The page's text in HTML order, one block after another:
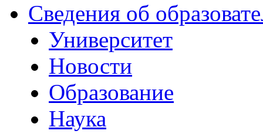
Сведения об
Университет
Новости
Образование
Наука